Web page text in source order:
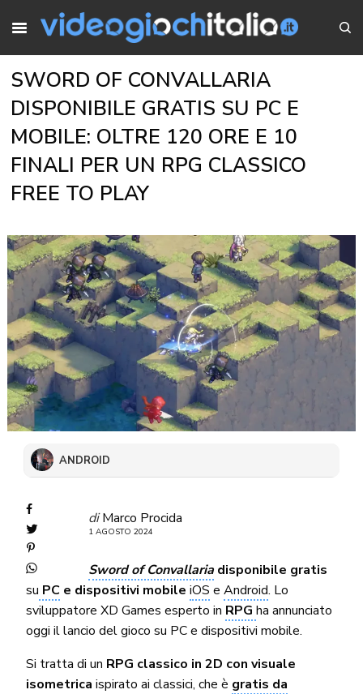
SWORD OF CONVALLARIA
DISPONIBILE GRATIS SU PC E
MOBILE: OLTRE 120 ORE E 10
FINALI PER UN RPG CLASSICO
FREE TO PLAY
ANDROID
di Marco Procida
1 AGOSTO 2024
Sword of Convallariadisponibile gratis
su PCe dispositivi mobile iOS eAndroid. Lo
sviluppatore XD Games esperto in RPG ha annunciato
oggi il lancio del gioco su PC e dispositivi mobile.
Si tratta di un RPG classico in 2D con visuale
isometrica ispirato ai classici, che è gratis da